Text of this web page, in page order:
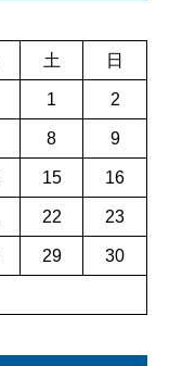
土 日
1 2
8 9
15 16
22 23
29 30